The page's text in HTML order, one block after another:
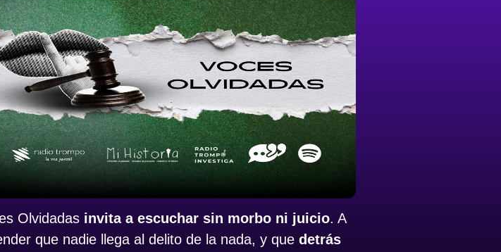
Olvidadas invita a escuchar sin morbo ni juicio. A
que nadie llega al delito de la nada, y que detrás